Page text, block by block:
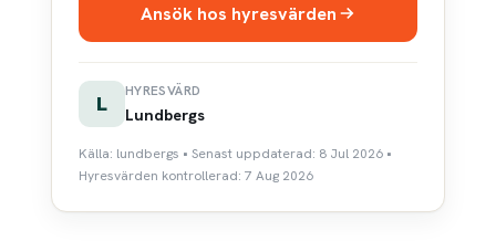
Ansök hos hyresvärden
L
HYRESVÄRD
Lundbergs
Källa: lundbergs • Senast uppdaterad: 8 Jul 2026 •
Hyresvärden kontrollerad: 7 Aug 2026